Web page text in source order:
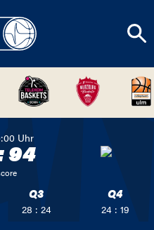
Uhr
94
Q3
28 : 24
Q4
24 : 19